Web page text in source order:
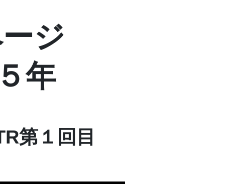
ジ
年
第１回目